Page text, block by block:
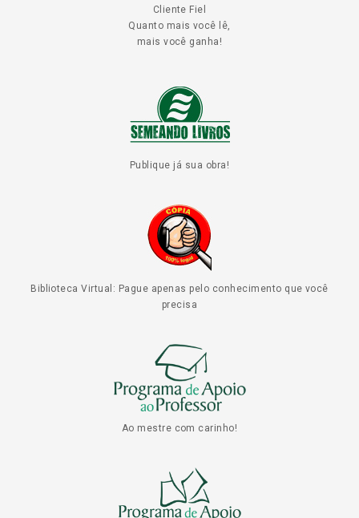
Cliente Fiel
Quanto mais você lê,
mais você ganha!
Publique já sua obra!
Biblioteca Virtual: Pague apenas pelo conhecimento que você
precisa
Ao mestre com carinho!